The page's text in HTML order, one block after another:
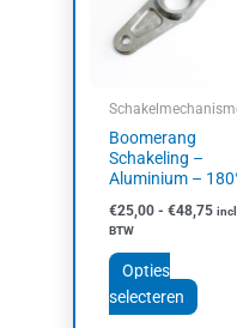
Boomerang
Schakeling –
Aluminium –
€25,00 - €48,75
BTW
Opties
selecteren
op
de